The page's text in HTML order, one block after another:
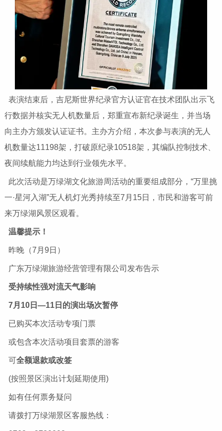
表演结束后，吉尼斯世界纪录官方认证官在技术团队出示飞
行数据并核实无人机数量后，郑重宣布新纪录诞生，并当场
向主办方颁发认证证书。主办方介绍，本次参与表演的无人
机数量达11198架，打破原纪录10518架，其编队控制技术、
夜间续航能力均达到行业领先水平。
此次活动是万绿湖文化旅游周活动的重要组成部分，“万里挑
一·星河入湖”无人机灯光秀持续至7月15日，市民和游客可前
来万绿湖风景区观看。
温馨提示！
昨晚（7月9日）
广东万绿湖旅游经营管理有限公司发布告示
受持续性强对流天气影响
7月10日—11日的演出场次暂停
已购买本次活动专项门票
或包含本次活动项目套票的游客
可全额退款或改签
(按照景区演出计划延期使用)
如有任何票务疑问
请拨打万绿湖景区客服热线：